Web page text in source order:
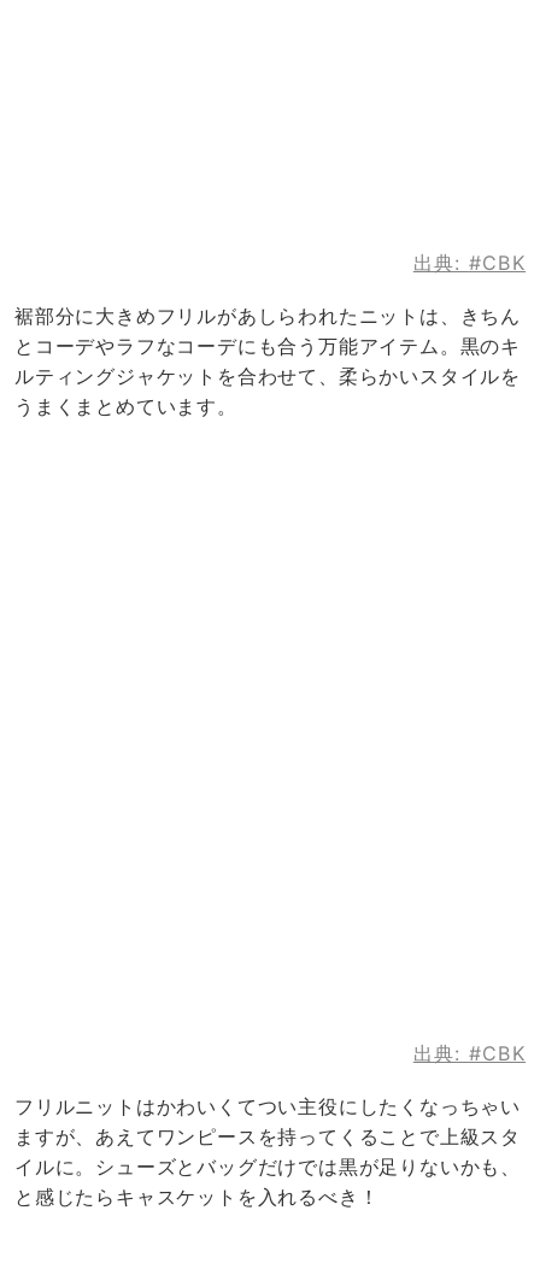
出典: #CBK
裾部分に大きめフリルがあしらわれたニットは、きちん
とコーデやラフなコーデにも合う万能アイテム。黒のキ
ルティングジャケットを合わせて、柔らかいスタイルを
うまくまとめています。
出典: #CBK
フリルニットはかわいくてつい主役にしたくなっちゃい
ますが、あえてワンピースを持ってくることで上級スタ
イルに。シューズとバッグだけでは黒が足りないかも、
と感じたらキャスケットを入れるべき！